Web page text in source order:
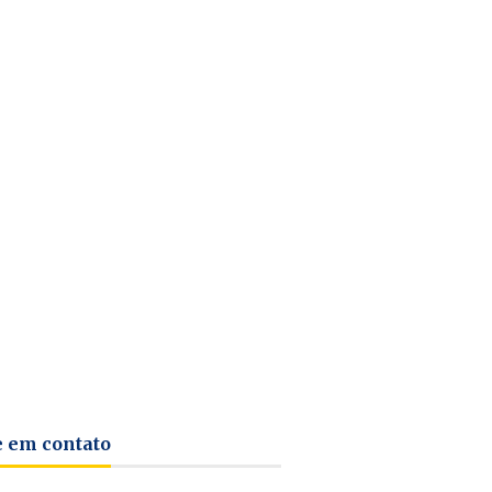
em contato